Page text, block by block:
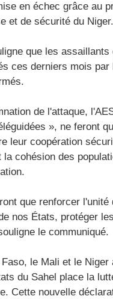
en échec grâce au
et de sécurité du Niger.
que les
ces derniers mois
de l'attaque,
», ne feront
leur coopération
la cohésion des
que renforcer
nos États, protéger
le communiqué.
le Mali et le
du Sahel place la
Cette nouvelle